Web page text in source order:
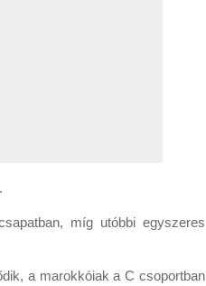
míg utóbbi egyszeres
a marokkóiak a C csoportban